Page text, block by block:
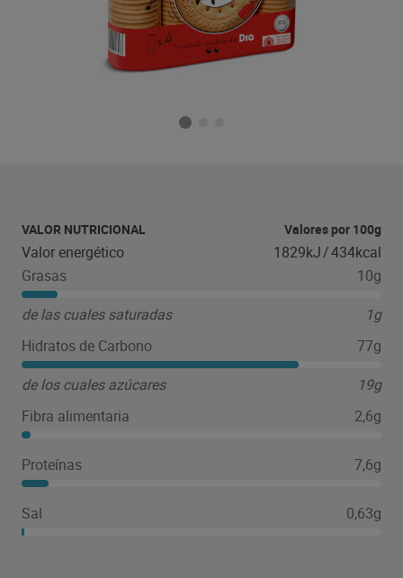
VALOR NUTRICIONAL Valores por 100g
Valor energético 1829kJ/434kcal
Grasas
10g
de las cuales saturadas
1g
Hidratos de Carbono
77g
de los cuales azúcares
19g
Fibra alimentaria
2,6g
Proteínas 7,6g
Sal 0,63g